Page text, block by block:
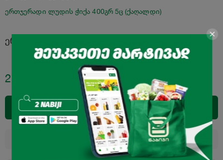
ერთჯერადი ლუდის ჭიქა 400გრ 5ც (ქაღალდი)
ერთჯერადი ლუდის ჭიქა 400გრ 5ც (ქაღალდი)
2.00
დამატება